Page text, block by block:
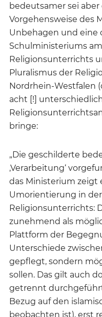
bedeutsamer sei aber
Vorgehensweise des
Unbehagen und eine
Schulministeriums
Religionsunterrichts
Pluralismus der
Nordrhein-Westfalen
acht [!]
bringe:
„Die geschilderte
‚Verarbeitung‘
das Ministerium zeigt
Umorientierung in
Religionsunterrichts:
zunehmend als
Plattform der
Unterschiede
gepflegt, sondern
sollen. Das gilt auch
getrennt
Bezug auf den
beobachten ist), erst